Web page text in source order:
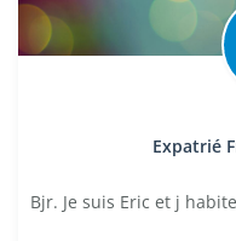
Expatrié
Bjr. Je suis Eric et j